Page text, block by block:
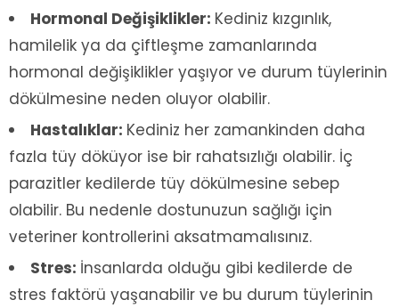
Hormonal Değişiklikler: Kediniz kızgınlık,
hamilelik ya da çiftleşme zamanlarında
hormonal değişiklikler yaşıyor ve durum tüylerinin
dökülmesine neden oluyor olabilir.
Hastalıklar: Kediniz her zamankinden daha
fazla tüy döküyor ise bir rahatsızlığı olabilir. İç
parazitler kedilerde tüy dökülmesine sebep
olabilir. Bu nedenle dostunuzun sağlığı için
veteriner kontrollerini aksatmamalısınız.
Stres: İnsanlarda olduğu gibi kedilerde de
stres faktörü yaşanabilir ve bu durum tüylerinin